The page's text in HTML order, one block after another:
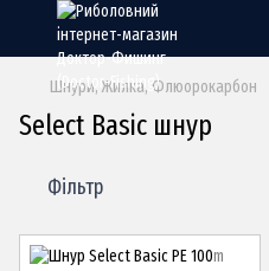
Шнури, Жилка, Флюорокарбон
Select Basic шнур
Фільтр